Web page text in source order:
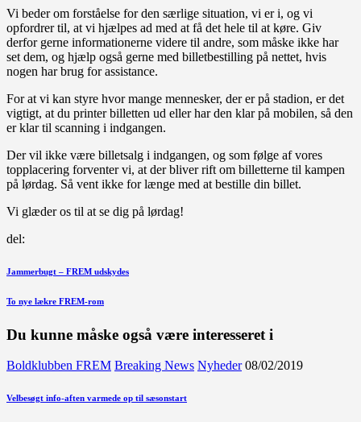
Vi beder om forståelse for den særlige situation, vi er i, og vi
opfordrer til, at vi hjælpes ad med at få det hele til at køre. Giv
derfor gerne informationerne videre til andre, som måske ikke har
set dem, og hjælp også gerne med billetbestilling på nettet, hvis
nogen har brug for assistance.
For at vi kan styre hvor mange mennesker, der er på stadion, er det
vigtigt, at du printer billetten ud eller har den klar på mobilen, så den
er klar til scanning i indgangen.
Der vil ikke være billetsalg i indgangen, og som følge af vores
topplacering forventer vi, at der bliver rift om billetterne til kampen
på lørdag. Så vent ikke for længe med at bestille din billet.
Vi glæder os til at se dig på lørdag!
del:
Indlægsnavigation
Forrige
Jammerbugt – FREM udskydes
Næste
To nye lækre FREM-rom
Du kunne måske også være interesseret i
Boldklubben FREM Breaking News Nyheder 08/02/2019
Velbesøgt info-aften varmede op til sæsonstart